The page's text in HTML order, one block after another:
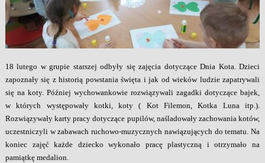
18 lutego w grupie starszej odbyły się zajęcia dotyczące Dnia Kota. Dzieci
zapoznały się z historią powstania święta i jak od wieków ludzie zapatrywali
się na koty. Później wychowankowie rozwiązywali zagadki dotyczące bajek,
w których występowały kotki, koty ( Kot Filemon, Kotka Luna itp.).
Rozwiązywały karty pracy dotyczące pupilów, naśladowały zachowania kotów,
uczestniczyli w zabawach ruchowo-muzycznych nawiązujących do tematu. Na
koniec zajęć każde dziecko wykonało pracę plastyczną i otrzymało na
pamiątkę medalion.